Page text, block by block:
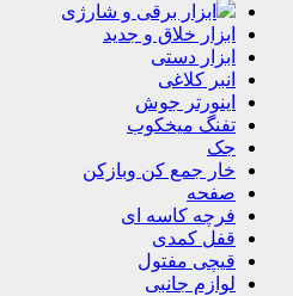
ابزار برقی و شارژی
ابزار خلاق و جدید
ابزار دستی
انبر کلاغی
اینورتر جوش
تفنگ میخکوب
جک
خار جمع کن وبازکن
صفحه
فرچه کاسه ای
قفل کمدی
قیچی مفتول
لوازم جانبی